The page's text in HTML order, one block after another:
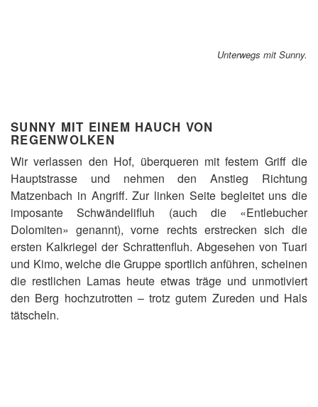
Unterwegs mit Sunny.
SUNNY MIT EINEM HAUCH VON
REGENWOLKEN
Wir verlassen den Hof, überqueren mit festem Griff die
Hauptstrasse und nehmen den Anstieg Richtung
Matzenbach in Angriff. Zur linken Seite begleitet uns die
imposante Schwändelifluh (auch die «Entlebucher
Dolomiten» genannt), vorne rechts erstrecken sich die
ersten Kalkriegel der Schrattenfluh. Abgesehen von Tuari
und Kimo, welche die Gruppe sportlich anführen, scheinen
die restlichen Lamas heute etwas träge und unmotiviert
den Berg hochzutrotten – trotz gutem Zureden und Hals
tätscheln.